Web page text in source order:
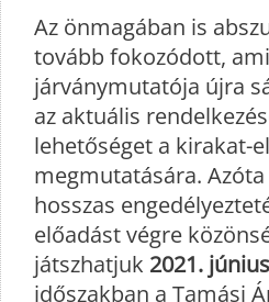
Az önmagában is
tovább fokozódott,
járványmutatója újra
az aktuális
lehetőséget a kirakat-
megmutatására.
hosszas
előadást végre
játszhatjuk 2021.
időszakban a Tamási